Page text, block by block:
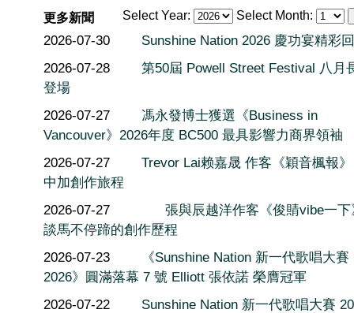
Select Year: Select Month:
更多新聞
2026-07-30
Sunshine Nation 2026 慶功宴精彩
2026-07-28
第50屆 Powell Street Festival 八月
登場
2026-07-27
馮永發博士獲選《Business in
Vancouver》2026年度 BC500 最具影響力商界領袖
2026-07-27
Trevor Lai赖嘉晟 作客《穎音楓報
中加創作旅程
2026-07-27
張與辰越洋作客《俊䝼vibe一下
談馬不停蹄的創作歷程
2026-07-23
《Sunshine Nation 新一代歌唱大賽
2026》圓滿落幕 7 號 Elliott 張依諾 榮膺冠軍
2026-07-22
Sunshine Nation 新一代歌唱大賽